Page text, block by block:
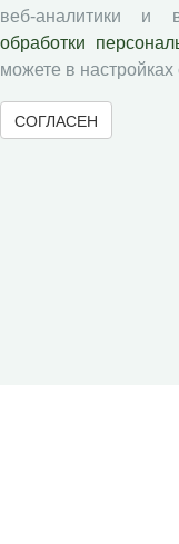
веб-аналитики и
обработки
можете в настройках
СОГЛАСЕН